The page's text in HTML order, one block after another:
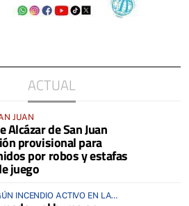
ACTUAL
JUAN
Alcázar de San Juan
provisional para
por robos y estafas
juego
INCENDIO ACTIVO EN LA